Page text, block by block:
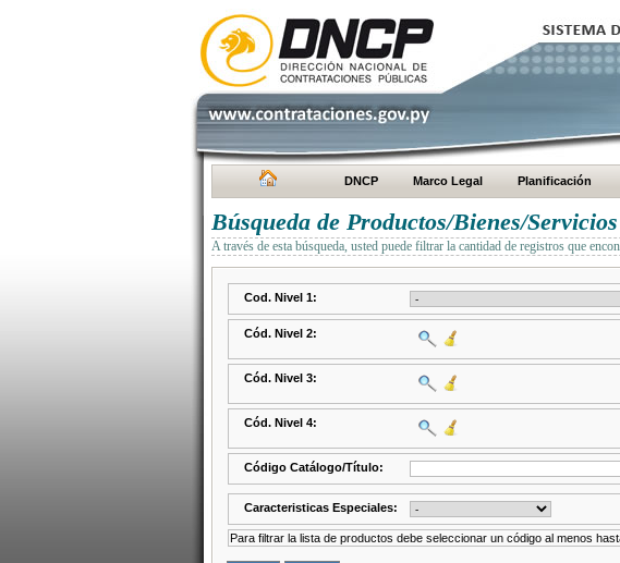
DNCP Marco Legal Planificación
Búsqueda de Productos/Bienes/
A través de esta búsqueda, usted puede filtrar la cantidad de registros que
Cod. Nivel 1:
Cód. Nivel 2:
Cód. Nivel 3:
Cód. Nivel 4:
Código Catálogo/Título:
Caracteristicas Especiales:
Para filtrar la lista de productos debe seleccionar un código al menos